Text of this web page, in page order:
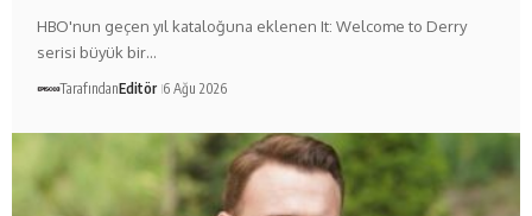
HBO'nun geçen yıl kataloğuna eklenen It: Welcome to Derry
serisi büyük bir…
TarafındanEditör 6 Ağu 2026